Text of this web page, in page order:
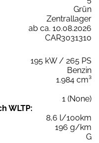
Grün
Zentrallager
ab ca. 10.08.2026
CAR3031310
195 kW / 265 PS
Benzin
1.984 cm³
1 (None)
WLTP:
8,6 l/100km
196 g/km
G